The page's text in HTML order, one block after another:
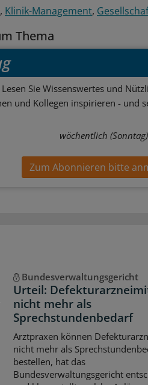
Klinik-Management
Thema
Sie Wissenswertes und
und Kollegen inspirieren - und
wöchentlich (Sonntag)
Zum Abonnieren bitte
Bundesverwaltungsgericht
Urteil:
nicht mehr als
Sprechstundenbedarf
Arztpraxen können
nicht mehr als
bestellen, hat das
Bundesverwaltungsgericht